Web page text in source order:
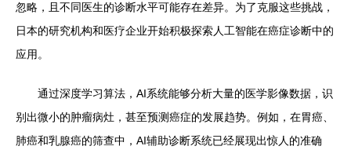
忽略，且不同医生的诊断水平可能存在差异。为了克服这些挑战，
日本的研究机构和医疗企业开始积极探索人工智能在癌症诊断中的
应用。
通过深度学习算法，AI系统能够分析大量的医学影像数据，识
别出微小的肿瘤病灶，甚至预测癌症的发展趋势。例如，在胃癌、
肺癌和乳腺癌的筛查中，AI辅助诊断系统已经展现出惊人的准确